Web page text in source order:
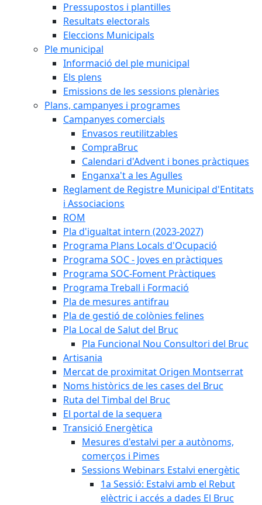
Pressupostos i plantilles
Resultats electorals
Eleccions Municipals
Ple municipal
Informació del ple municipal
Els plens
Emissions de les sessions plenàries
Plans, campanyes i programes
Campanyes comercials
Envasos reutilitzables
CompraBruc
Calendari d'Advent i bones pràctiques
Enganxa't a les Agulles
Reglament de Registre Municipal d'Entitats
i Associacions
ROM
Pla d'igualtat intern (2023-2027)
Programa Plans Locals d'Ocupació
Programa SOC - Joves en pràctiques
Programa SOC-Foment Pràctiques
Programa Treball i Formació
Pla de mesures antifrau
Pla de gestió de colònies felines
Pla Local de Salut del Bruc
Pla Funcional Nou Consultori del Bruc
Artisania
Mercat de proximitat Origen Montserrat
Noms històrics de les cases del Bruc
Ruta del Timbal del Bruc
El portal de la sequera
Transició Energètica
Mesures d'estalvi per a autònoms,
comerços i Pimes
Sessions Webinars Estalvi energètic
1a Sessió: Estalvi amb el Rebut
elèctric i accés a dades El Bruc